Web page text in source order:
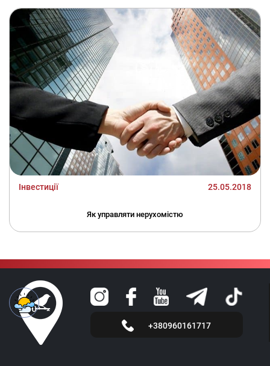
Інвестиції 25.05.2018
Як управляти нерухомістю
+380960161717